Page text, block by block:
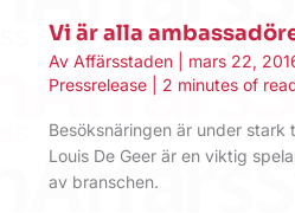
Vi är alla
Av Affärsstaden mars 22,
Pressrelease
2 minutes of
Besöksnäringen är under
Louis De Geer är en viktig
av branschen.